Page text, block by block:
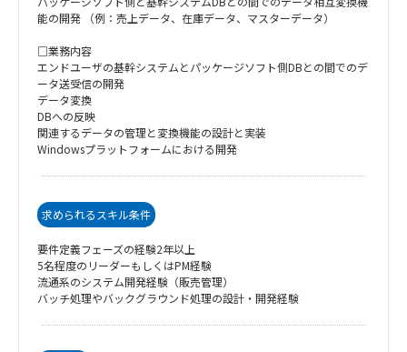
能の開発 （例：売上データ、在庫データ、マスターデータ）
□業務内容
エンドユーザの基幹システムとパッケージソフト側DBとの間でのデ
ータ送受信の開発
データ変換
DBへの反映
関連するデータの管理と変換機能の設計と実装
Windowsプラットフォームにおける開発
求められるスキル条件
要件定義フェーズの経験2年以上
5名程度のリーダーもしくはPM経験
流通系のシステム開発経験（販売管理）
バッチ処理やバックグラウンド処理の設計・開発経験